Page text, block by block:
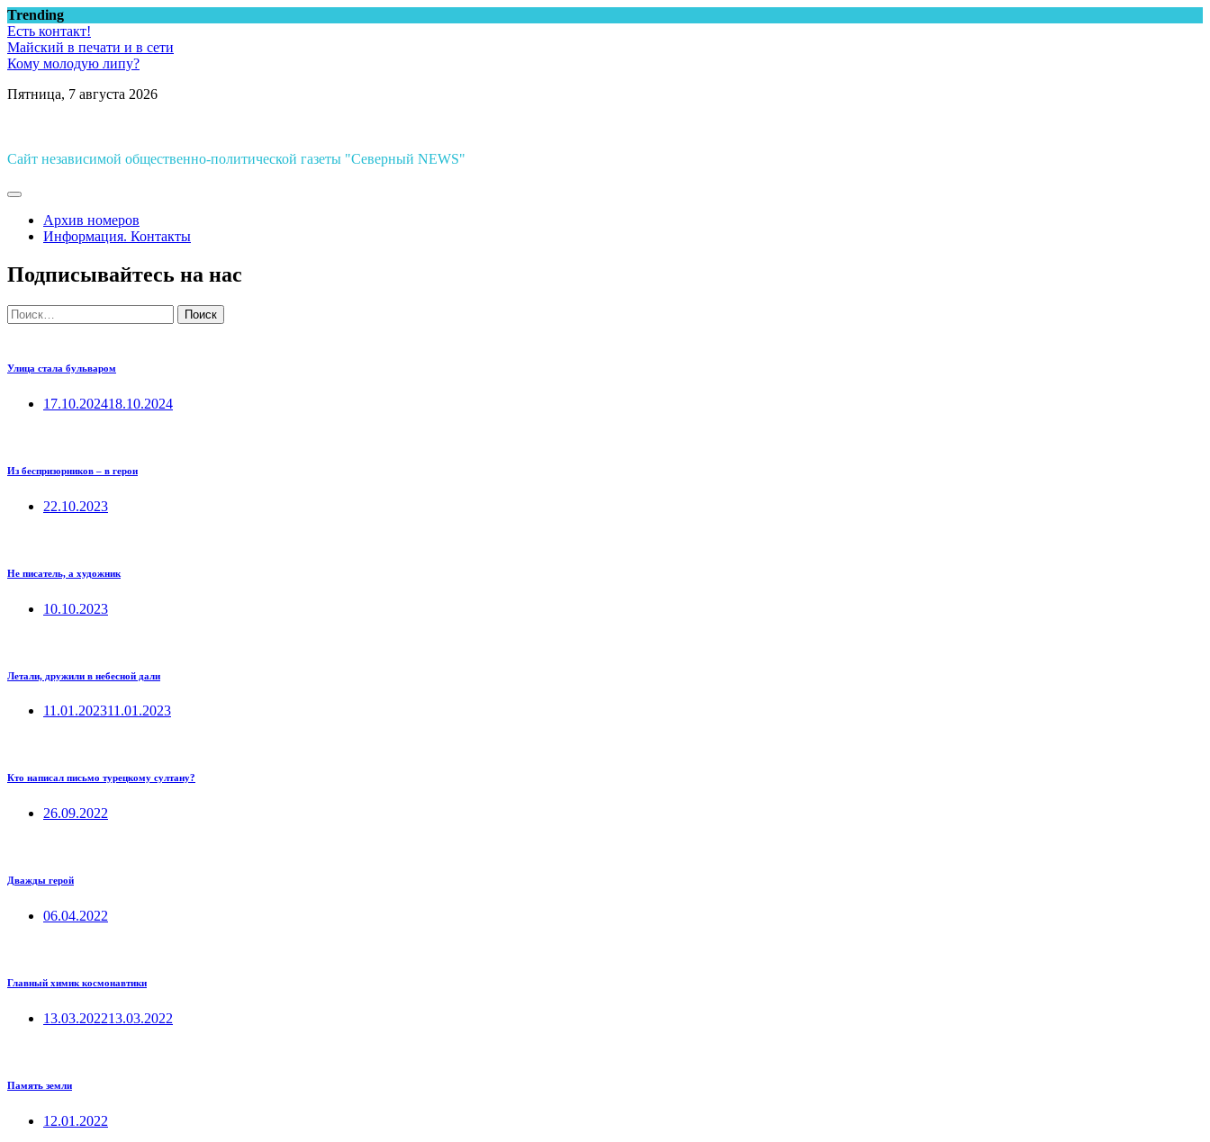
Перейти
к
содержимому
Trending
Есть контакт!
Майский в печати и в сети
Кому молодую липу?
Пятница, 7 августа 2026
Сайт независимой общественно-политической газеты "Северный NEWS"
Архив номеров
Информация. Контакты
Подписывайтесь на нас
Найти:
Улица стала бульваром
17.10.202418.10.2024
Из беспризорников – в герои
22.10.2023
Не писатель, а художник
10.10.2023
Летали, дружили в небесной дали
11.01.202311.01.2023
Кто написал письмо турецкому султану?
26.09.2022
Дважды герой
06.04.2022
Главный химик космонавтики
13.03.202213.03.2022
Память земли
12.01.2022